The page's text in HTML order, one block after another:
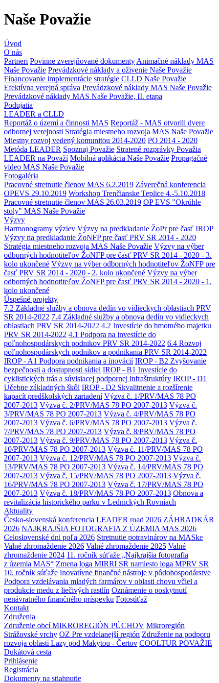
Naše Považie
Úvod
O nás
Partneri Povinne zverejňované dokumenty Animačné náklady MAS
Naše Považie Prevádzkové náklady a oživenie Naše Považie
Financovanie implementácie stratégie CLLD Naše Považie
Efektívna verejná správa Prevádzkové náklady MAS Naše Považie
Prevádzkové náklady MAS Naše Považie, II. etapa
Podujatia
LEADER a CLLD
Reportáž o území a činnosti MAS Reportáž - MAS otvorili dvere
odbornej verejnosti Stratégia miestneho rozvoja MAS Naše Považie
Miestny rozvoj vedený komunitou 2014-2020 PO 2014 - 2020
Metóda LEADER Spoznaj Považie Stratené rozprávky Považia
LEADER na Považí Mobilná aplikácia Naše Považie Propagačné
video MAS Naše Považie
Fotogaléria
Pracovné stretnutie členov MAS 6.2.2019 Záverečná konferencia
OPEVS 29.10.2019 Workshop Trenčianske Teplice 4.-5.10.2018
Pracovné stretnutie členov MAS 26.03.2019 OP EVS "Okrúhle
stoly" MAS Naše Považie
Výzvy
Harmonogramy výziev Výzvy na predkladanie ŽoPr pre časť IROP
Výzvy na predkladanie ŽoNFP pre časť PRV SR 2014 - 2020
Stratégia miestneho rozvoja MAS Naše Považie Výzvy na výber
odborných hodnotiteľov ŽoNFP pre časť PRV SR 2014 - 2020 - 3.
kolo ukončené Výzvy na výber odborných hodnotiteľov ŽoNFP pre
časť PRV SR 2014 - 2020 - 2. kolo ukončené Výzvy na výber
odborných hodnotiteľov ŽoNFP pre časť PRV SR 2014 - 2020 - 1.
kolo ukončené
Úspešné projekty
7.2 Základné služby a obnova dedín vo vidieckych oblastiach PRV
SR 2014-2022 7.4 Základné služby a obnova dedín vo vidieckych
oblastiach PRV SR 2014-2022 4.2 Investície do hmotného majetku
PRV SR 2014-2022 4.1 Podpora na investície do
poľnohospodárskych podnikov PRV SR 2014-2022 6.4 Rozvoj
poľnohospodárskych podnikov a podnikania PRV SR 2014-2022
IROP - A1 Podpora podnikania a inovácií IROP - B2 Zvyšovanie
bezpečnosti a dostupnosti sídiel IROP - B1 Investície do
cyklistických trás a súvisiacej podpornej infraštruktúry IROP - D1
Učebne základných škôl IROP - D2 Skvalitnenie a rozšírenie
kapacít predškolských zariadení Výzva č. 1/PRV/MAS 78 PO
2007-2013 Výzva č. 2/PRV/MAS 78 PO 2007-2013 Výzva č.
3/PRV/MAS 78 PO 2007-2013 Výzva č. 4/PRV/MAS 78 PO
2007-2013 Výzva č. 6/PRV/MAS 78 PO 2007-2013 Výzva č.
7/PRV/MAS 78 PO 2007-2013 Výzva č. 8/PRV/MAS 78 PO
2007-2013 Výzva č. 9/PRV/MAS 78 PO 2007-2013 Výzva č.
10/PRV/MAS 78 PO 2007-2013 Výzva č. 11/PRV/MAS 78 PO
2007-2013 Výzva č. 12/PRV/MAS 78 PO 2007-2013 Výzva č.
13/PRV/MAS 78 PO 2007-2013 Výzva č. 14/PRV/MAS 78 PO
2007-2013 Výzva č. 15/PRV/MAS 78 PO 2007-2013 Výzva č.
16/PRV/MAS 78 PO 2007-2013 Výzva č. 17/PRV/MAS 78 PO
2007-2013 Výzva č. 18/PRV/MAS 78 PO 2007-2013 Obnova a
revitalizácia historického parku v Lednických Rovniach
Aktuality
Česko-slovenská konferencia LEADER road 2026 ZÁHRADKÁR
2026 NAJKRAJŠIA FOTOGRAFIA Z ÚZEMIA MAS 2026
Celoslovenské dni poľa 2026 Stretnutie potravinárov na MASke
Valné zhromaždenie 2026 Valné zhromaždenie 2025 Valné
zhromaždenie 2024 11. ročník súťaže „Najkrajšia fotografia
z územia MAS“ Zmena loga MIRRI SR namiesto loga MPRV SR
10. ročník súťaže Inovatívne finančné nástroje v pôdohospodárstve
Podpora vzdelávania mladých farmárov v oblasti chovu včiel a
produkcie medu z liečivých rastlín Oznámenie o poskytnutí
nenávratného finančného príspevku Fotosúťaž
Kontakt
Združenia
Združenie obcí MIKROREGIÓN PÚCHOV Mikroregión
Strážovské vrchy OZ Pre vzdelanejší región Združenie na podporu
rozvoja oblasti Lazy pod Makytou - Čertov COOLTUR POVAŽIE
Dukátová cesta
Prihlásenie
Registrácia
Dokumenty na stiahnutie